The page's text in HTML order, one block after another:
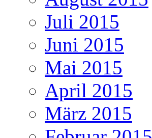
Juli 2015
Juni 2015
Mai 2015
April 2015
März 2015